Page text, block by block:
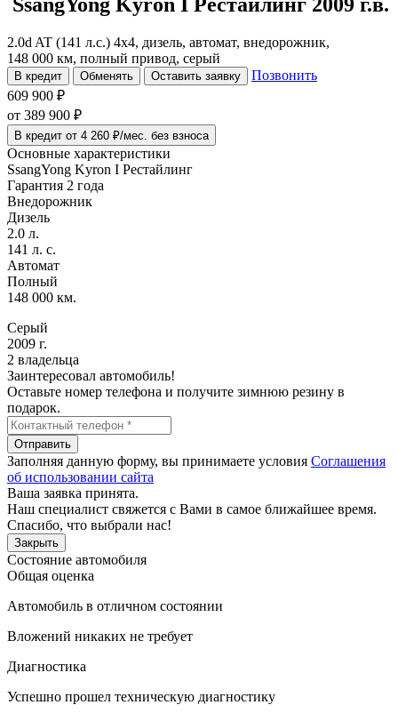
2.0d AT (141 л.с.) 4x4, дизель, автомат, внедорожник,
148 000 км, полный привод, серый
В кредит Обменять Оставить заявку
Позвонить
609 900 ₽
от 389 900 ₽
В кредит от 4 260 ₽/мес. без взноса
Основные характеристики
SsangYong Kyron I Рестайлинг
Гарантия 2 года
Внедорожник
Дизель
2.0 л.
141 л. с.
Автомат
Полный
148 000 км.
Серый
2009 г.
2 владельца
Заинтересовал автомобиль!
Оставьте номер телефона и получите зимнюю резину в
подарок.
Отправить
Заполняя данную форму, вы принимаете условия Соглашения
об использовании сайта
Ваша заявка принята.
Наш специалист свяжется с Вами в самое ближайшее время.
Спасибо, что выбрали нас!
Закрыть
Состояние автомобиля
Общая оценка
Автомобиль в отличном состоянии
Вложений никаких не требует
Диагностика
Успешно прошел техническую диагностику